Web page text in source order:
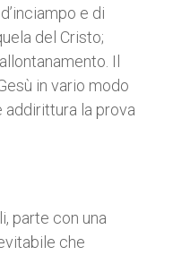
e di
del Cristo;
Il
in vario modo
la prova
parte con una
che